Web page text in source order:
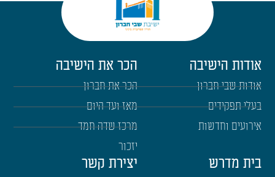
אודות הישיבה
אודות שבי חברון
בעלי תפקידים
אירועים וחדשות
הכר את הישיבה
הכר את חברון
מאז ועד היום
מרכז שדה חמד
יזכור
בית מדרש יצירת קשר